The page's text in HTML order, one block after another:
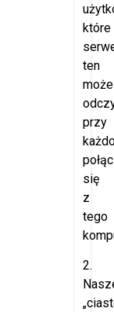
które
ten
może
przy
się
z
tego
2.